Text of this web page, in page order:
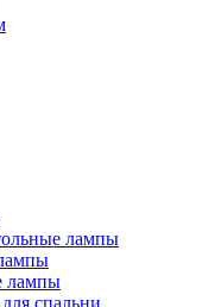
лампы
лампы
спальни